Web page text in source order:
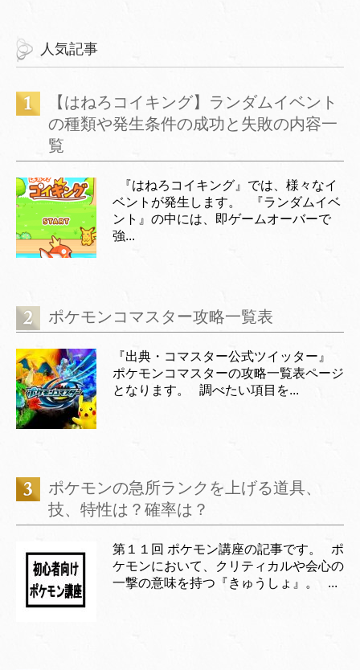
人気記事
【はねろコイキング】ランダムイベント
の種類や発生条件の成功と失敗の内容一
覧
『はねろコイキング』では、様々なイ
ベントが発生します。 『ランダムイベ
ント』の中には、即ゲームオーバーで
強...
ポケモンコマスター攻略一覧表
『出典・コマスター公式ツイッター』
ポケモンコマスターの攻略一覧表ページ
となります。 調べたい項目を...
ポケモンの急所ランクを上げる道具、
技、特性は？確率は？
第１１回 ポケモン講座の記事です。 ポ
ケモンにおいて、クリティカルや会心の
一撃の意味を持つ『きゅうしょ』。 ...